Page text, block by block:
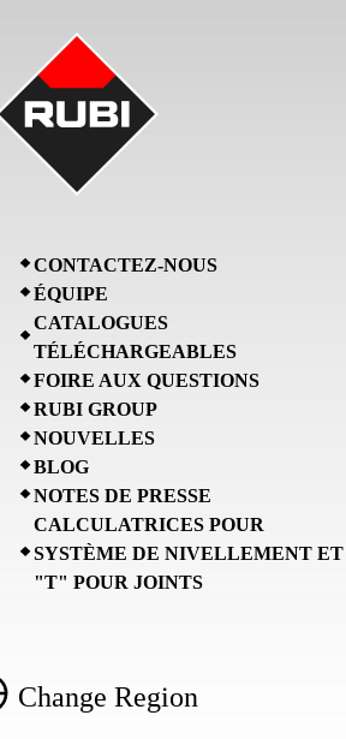
CONTACTEZ-NOUS
ÉQUIPE
CATALOGUES
TÉLÉCHARGEABLES
FOIRE AUX QUESTIONS
RUBI GROUP
NOUVELLES
BLOG
NOTES DE PRESSE
CALCULATRICES POUR
SYSTÈME DE NIVELLEMENT ET
"T" POUR JOINTS
Change Region